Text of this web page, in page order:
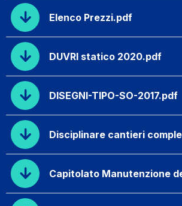
Elenco Prezzi.pdf
DUVRI statico 2020.pdf
DISEGNI-TIPO-SO-2017.pdf
Disciplinare cantieri
Capitolato Manutenzione